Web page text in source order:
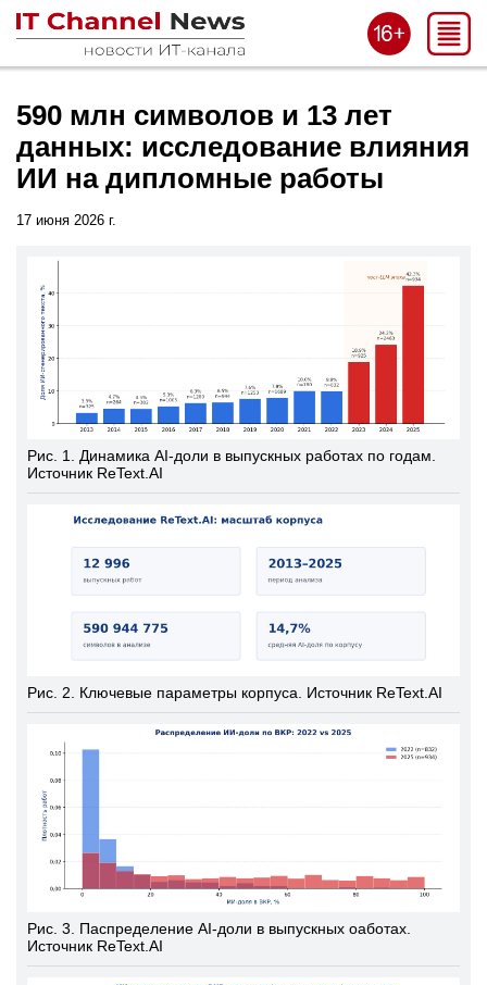
590 млн символов и 13 лет
данных: исследование влияния
ИИ на дипломные работы
17 июня 2026 г.
Рис. 1. Динамика AI-доли в выпускных работах по годам.
Источник ReText.AI
Рис. 2. Ключевые параметры корпуса. Источник ReText.AI
Рис. 3. Паспределение AI-доли в выпускных оаботах.
Источник ReText.AI